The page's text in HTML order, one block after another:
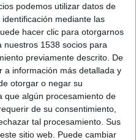
podemos utilizar datos de
mediante las
hacer clic para otorgarnos
nuestros 1538 socios para
previamente descrito. De
a información más detallada y
otorgar o negar su
que algún procesamiento de
de su consentimiento,
tal procesamiento. Sus
sitio web. Puede cambiar
per decret els
per regular els centres de
l'intrusisme. La nova
data de l'any 2000 i, segons